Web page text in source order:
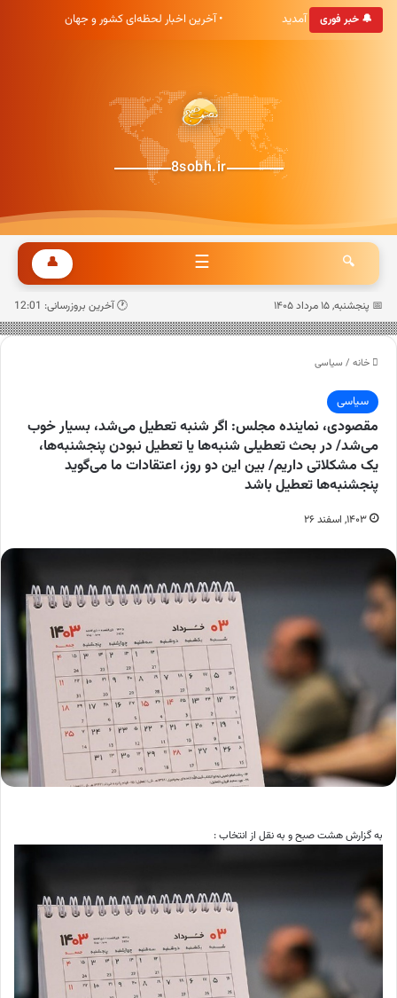
🔔 خبر فوری
هشت صبح خوش آمدید • آخرین اخبار لحظه‌ای کشور و جهان
8sobh.ir
🔍
☰
👤
📅 پنجشنبه, ۱۵ مرداد ۱۴۰۵ 🕐 آخرین بروزرسانی: 12:01
خانه / سیاسی
سیاسی
مقصودی، نماینده مجلس: اگر شنبه تعطیل می‌شد، بسیار خوب
می‌شد/ در بحث تعطیلی شنبه‌ها یا تعطیل نبودن پنجشنبه‌ها،
یک مشکلاتی داریم/ بین این دو روز، اعتقادات ما می‌گوید
پنجشنبه‌ها تعطیل باشد
۱۴۰۳, اسفند ۲۶
به گزارش هشت صبح و به نقل از انتخاب :